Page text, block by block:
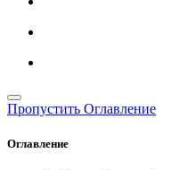
Пропустить Оглавление
Оглавление